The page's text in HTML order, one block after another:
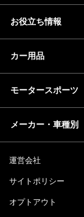
お役立ち情報
カー用品
モータースポーツ
メーカー・車種別
運営会社
サイトポリシー
オプトアウト